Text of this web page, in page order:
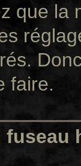
que
faire.
fuseau